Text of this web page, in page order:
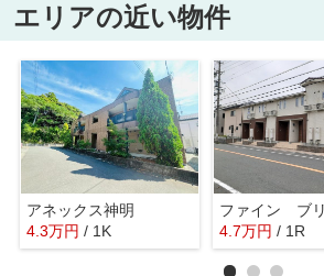
エリアの近い物件
アネックス神明
4.3万円 / 1K
ファイン ブ
4.7万円 / 1R